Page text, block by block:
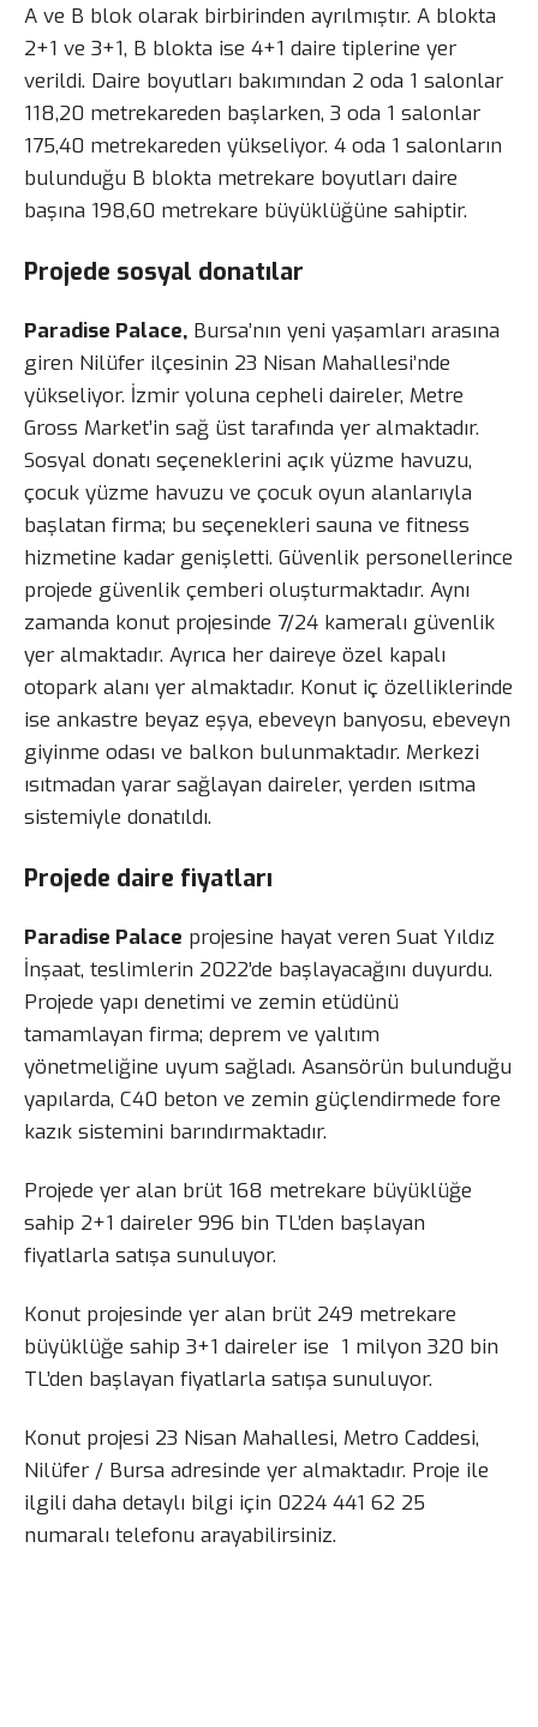
A ve B blok olarak birbirinden ayrılmıştır. A blokta
2+1 ve 3+1, B blokta ise 4+1 daire tiplerine yer
verildi. Daire boyutları bakımından 2 oda 1 salonlar
118,20 metrekareden başlarken, 3 oda 1 salonlar
175,40 metrekareden yükseliyor. 4 oda 1 salonların
bulunduğu B blokta metrekare boyutları daire
başına 198,60 metrekare büyüklüğüne sahiptir.
Projede sosyal donatılar
Paradise Palace, Bursa’nın yeni yaşamları arasına
giren Nilüfer ilçesinin 23 Nisan Mahallesi’nde
yükseliyor. İzmir yoluna cepheli daireler, Metre
Gross Market’in sağ üst tarafında yer almaktadır.
Sosyal donatı seçeneklerini açık yüzme havuzu,
çocuk yüzme havuzu ve çocuk oyun alanlarıyla
başlatan firma; bu seçenekleri sauna ve fitness
hizmetine kadar genişletti. Güvenlik personellerince
projede güvenlik çemberi oluşturmaktadır. Aynı
zamanda konut projesinde 7/24 kameralı güvenlik
yer almaktadır. Ayrıca her daireye özel kapalı
otopark alanı yer almaktadır. Konut iç özelliklerinde
ise ankastre beyaz eşya, ebeveyn banyosu, ebeveyn
giyinme odası ve balkon bulunmaktadır. Merkezi
ısıtmadan yarar sağlayan daireler, yerden ısıtma
sistemiyle donatıldı.
Projede daire fiyatları
Paradise Palace projesine hayat veren Suat Yıldız
İnşaat, teslimlerin 2022’de başlayacağını duyurdu.
Projede yapı denetimi ve zemin etüdünü
tamamlayan firma; deprem ve yalıtım
yönetmeliğine uyum sağladı. Asansörün bulunduğu
yapılarda, C40 beton ve zemin güçlendirmede fore
kazık sistemini barındırmaktadır.
Projede yer alan brüt 168 metrekare büyüklüğe
sahip 2+1 daireler 996 bin TL’den başlayan
fiyatlarla satışa sunuluyor.
Konut projesinde yer alan brüt 249 metrekare
büyüklüğe sahip 3+1 daireler ise 1 milyon 320 bin
TL’den başlayan fiyatlarla satışa sunuluyor.
Konut projesi 23 Nisan Mahallesi, Metro Caddesi,
Nilüfer / Bursa adresinde yer almaktadır. Proje ile
ilgili daha detaylı bilgi için 0224 441 62 25
numaralı telefonu arayabilirsiniz.